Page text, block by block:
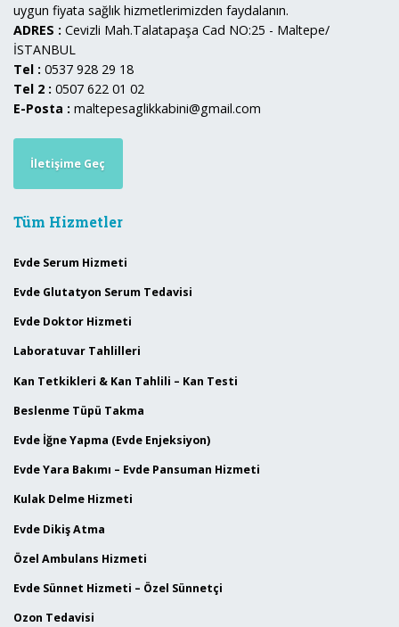
uygun fiyata sağlık hizmetlerimizden faydalanın.
ADRES : Cevizli Mah.Talatapaşa Cad NO:25 - Maltepe/
İSTANBUL
Tel : 0537 928 29 18
Tel 2 : 0507 622 01 02
E-Posta : maltepesaglikkabini@gmail.com
İletişime Geç
Tüm Hizmetler
Evde Serum Hizmeti
Evde Glutatyon Serum Tedavisi
Evde Doktor Hizmeti
Laboratuvar Tahlilleri
Kan Tetkikleri & Kan Tahlili – Kan Testi
Beslenme Tüpü Takma
Evde İğne Yapma (Evde Enjeksiyon)
Evde Yara Bakımı – Evde Pansuman Hizmeti
Kulak Delme Hizmeti
Evde Dikiş Atma
Özel Ambulans Hizmeti
Evde Sünnet Hizmeti – Özel Sünnetçi
Ozon Tedavisi